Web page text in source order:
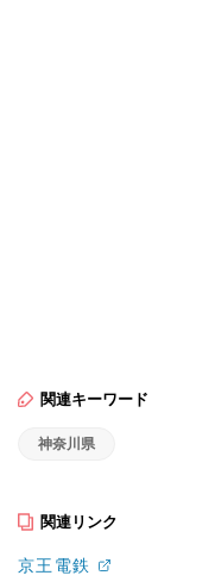
関連キーワード
神奈川県
関連リンク
京王電鉄